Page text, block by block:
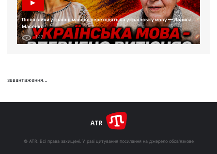
Після війни українці масово переходять на українську мову — Лариса
Масенко
147
завантаження...
© ATR. Всі права захищені. У разі цитування посилання на джерело обов'язкове